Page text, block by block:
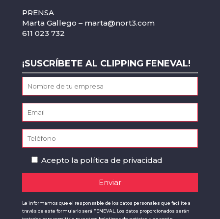
PRENSA
Marta Gallego – marta@nort3.com
611 023 732
¡SUSCRÍBETE AL CLIPPING FENEVAL!
Acepto la política de privacidad
Le informamos que el responsable de los datos personales que facilite a
través de este formulario será FENEVAL. Los datos proporcionados serán